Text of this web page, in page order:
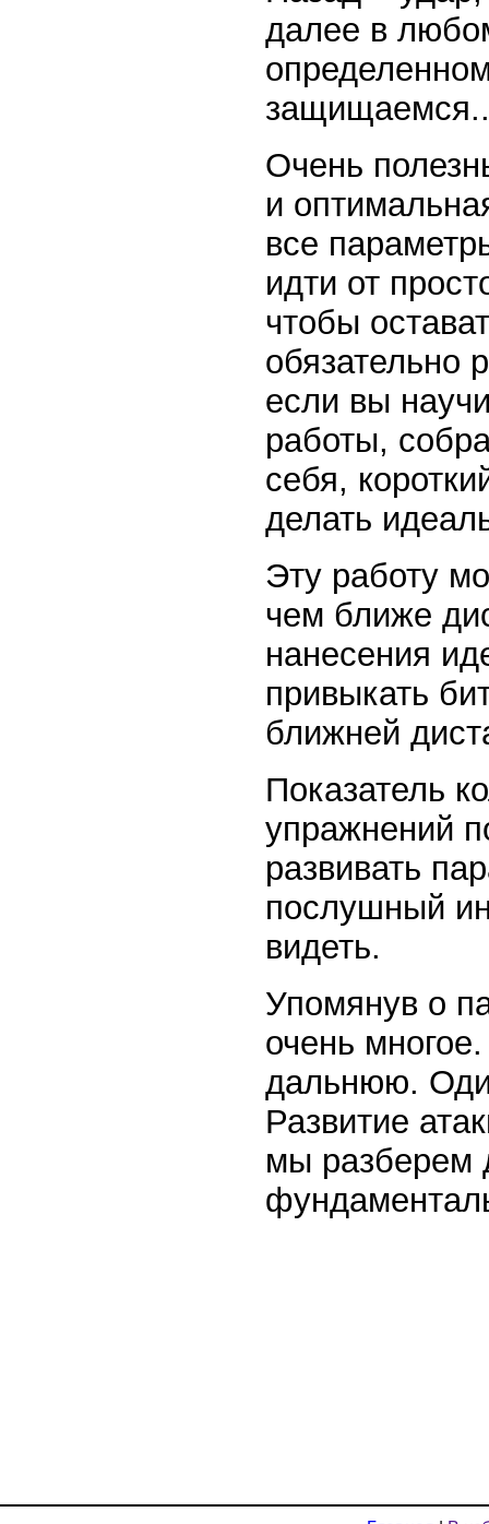
далее в
Очень
и
все
идти от
чтобы
обязательно
если вы
работы,
себя,
делать
Эту работу
чем ближе
нанесения
привыкать
ближней
Показатель
упражнений
развивать
послушный
видеть.
Упомянув о
очень
дальнюю.
Развитие
мы разберем